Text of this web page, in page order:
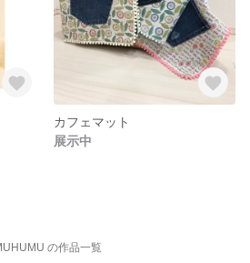
カフェマット
展示中
の作品一覧